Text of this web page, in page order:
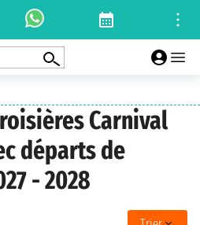
Carnival
départs de
- 2028